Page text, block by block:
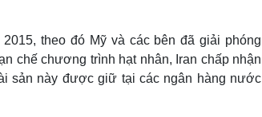
theo đó Mỹ và các bên đã giải phóng
chế chương trình hạt nhân, Iran chấp nhận
sản này được giữ tại các ngân hàng nước